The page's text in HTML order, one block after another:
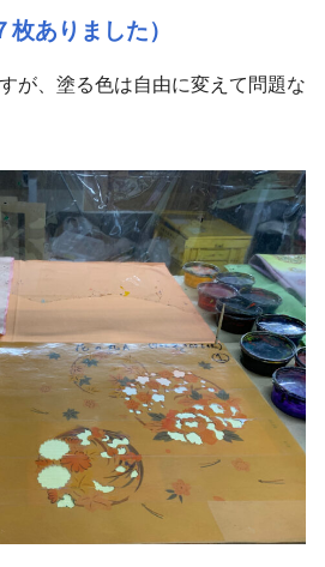
ありました）
が、塗る色は自由に変えて問題な